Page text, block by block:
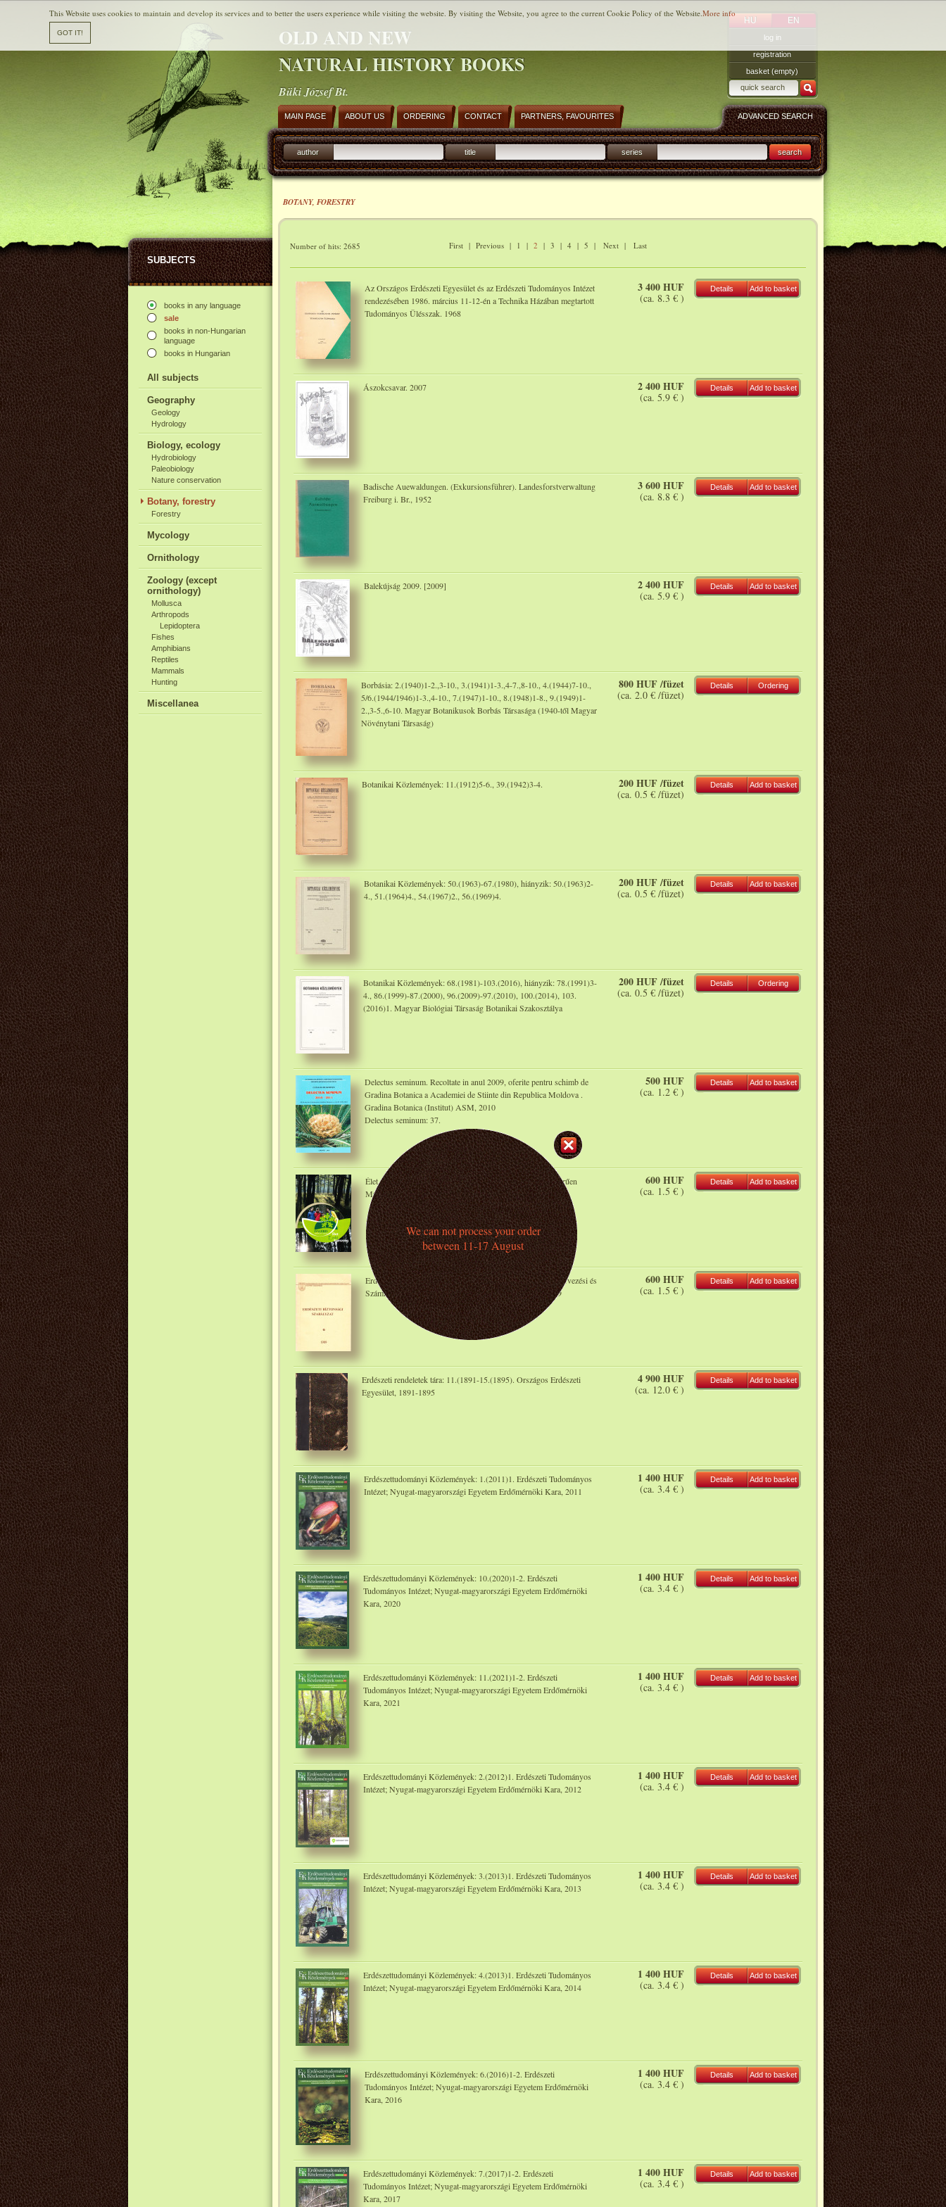
OLD AND NEW
NATURAL HISTORY BOOKS
Büki József Bt.
HU EN
log in
registration
basket (empty)
SUBJECTS
books in any language
sale
books in non-Hungarian
language
books in Hungarian
All subjects
Geography
Geology
Hydrology
Biology, ecology
Hydrobiology
Paleobiology
Nature conservation
Botany, forestry
Forestry
Mycology
Ornithology
Zoology (except
ornithology)
Mollusca
Arthropods
Lepidoptera
Fishes
Amphibians
Reptiles
Mammals
Hunting
Miscellanea
MAIN PAGE ABOUT US ORDERING CONTACT PARTNERS, FAVOURITES ADVANCED SEARCH
author title series search
BOTANY, FORESTRY
First| Previous| 1 | 2 | 3 | 4 | 5 | Next| Last
Number of hits: 2685
Az Országos Erdészeti Egyesület és az Erdészeti Tudományos Intézet
rendezésében 1986. március 11-12-én a Technika Házában megtartott
Tudományos Ülésszak. 1968
3 400 HUF
(ca. 8.3 € )
Details Add to basket
Ászokcsavar. 2007 2 400 HUF
(ca. 5.9 € )
Details Add to basket
Badische Auewaldungen. (Exkursionsführer). Landesforstverwaltung
Freiburg i. Br., 1952
3 600 HUF
(ca. 8.8 € )
Details Add to basket
Balekújság 2009. [2009] 2 400 HUF
(ca. 5.9 € )
Details Add to basket
Borbásia: 2.(1940)1-2.,3-10., 3.(1941)1-3.,4-7.,8-10., 4.(1944)7-10.,
5/6.(1944/1946)1-3.,4-10., 7.(1947)1-10., 8.(1948)1-8., 9.(1949)1-
2.,3-5.,6-10. Magyar Botanikusok Borbás Társasága (1940-től Magyar
Növénytani Társaság)
800 HUF /füzet
(ca. 2.0 € /füzet)
Details Ordering
Botanikai Közlemények: 11.(1912)5-6., 39.(1942)3-4. 200 HUF /füzet
(ca. 0.5 € /füzet)
Details Add to basket
Botanikai Közlemények: 50.(1963)-67.(1980), hiányzik: 50.(1963)2-
4., 51.(1964)4., 54.(1967)2., 56.(1969)4.
200 HUF /füzet
(ca. 0.5 € /füzet)
Details Add to basket
Botanikai Közlemények: 68.(1981)-103.(2016), hiányzik: 78.(1991)3-
4., 86.(1999)-87.(2000), 96.(2009)-97.(2010), 100.(2014), 103.
(2016)1. Magyar Biológiai Társaság Botanikai Szakosztálya
200 HUF /füzet
(ca. 0.5 € /füzet)
Details Ordering
Delectus seminum. Recoltate in anul 2009, oferite pentru schimb de
Gradina Botanica a Academiei de Stiinte din Republica Moldova .
Gradina Botanica (Institut) ASM, 2010
Delectus seminum: 37.
500 HUF
(ca. 1.2 € )
Details Add to basket
Élet, erdő, egészség. DALERD. Délalföldi Erdészeti Zártkörűen
Működő Részvénytársaság, é. n.
600 HUF
(ca. 1.5 € )
Details Add to basket
Erdészeti biztonsági szabályzat. Mezőgazdasági Ügyvitetszervezési és
Számítástechnikai Vállalat FAINFORG Igazgatósága, 1989
600 HUF
(ca. 1.5 € )
Details Add to basket
Erdészeti rendeletek tára: 11.(1891-15.(1895). Országos Erdészeti
Egyesület, 1891-1895
4 900 HUF
(ca. 12.0 € )
Details Add to basket
Erdészettudományi Közlemények: 1.(2011)1. Erdészeti Tudományos
Intézet; Nyugat-magyarországi Egyetem Erdőmérnöki Kara, 2011
1 400 HUF
(ca. 3.4 € )
Details Add to basket
Erdészettudományi Közlemények: 10.(2020)1-2. Erdészeti
Tudományos Intézet; Nyugat-magyarországi Egyetem Erdőmérnöki
Kara, 2020
1 400 HUF
(ca. 3.4 € )
Details Add to basket
Erdészettudományi Közlemények: 11.(2021)1-2. Erdészeti
Tudományos Intézet; Nyugat-magyarországi Egyetem Erdőmérnöki
Kara, 2021
1 400 HUF
(ca. 3.4 € )
Details Add to basket
Erdészettudományi Közlemények: 2.(2012)1. Erdészeti Tudományos
Intézet; Nyugat-magyarországi Egyetem Erdőmérnöki Kara, 2012
1 400 HUF
(ca. 3.4 € )
Details Add to basket
Erdészettudományi Közlemények: 3.(2013)1. Erdészeti Tudományos
Intézet; Nyugat-magyarországi Egyetem Erdőmérnöki Kara, 2013
1 400 HUF
(ca. 3.4 € )
Details Add to basket
Erdészettudományi Közlemények: 4.(2013)1. Erdészeti Tudományos
Intézet; Nyugat-magyarországi Egyetem Erdőmérnöki Kara, 2014
1 400 HUF
(ca. 3.4 € )
Details Add to basket
Erdészettudományi Közlemények: 6.(2016)1-2. Erdészeti
Tudományos Intézet; Nyugat-magyarországi Egyetem Erdőmérnöki
Kara, 2016
1 400 HUF
(ca. 3.4 € )
Details Add to basket
Erdészettudományi Közlemények: 7.(2017)1-2. Erdészeti
Tudományos Intézet; Nyugat-magyarországi Egyetem Erdőmérnöki
Kara, 2017
1 400 HUF
(ca. 3.4 € )
Details Add to basket
We can not process your order
between 11-17 August
This Website uses cookies to maintain and develop its services and to better the users experience while visiting the website. By visiting the Website, you agree to the current Cookie Policy of the Website.More info